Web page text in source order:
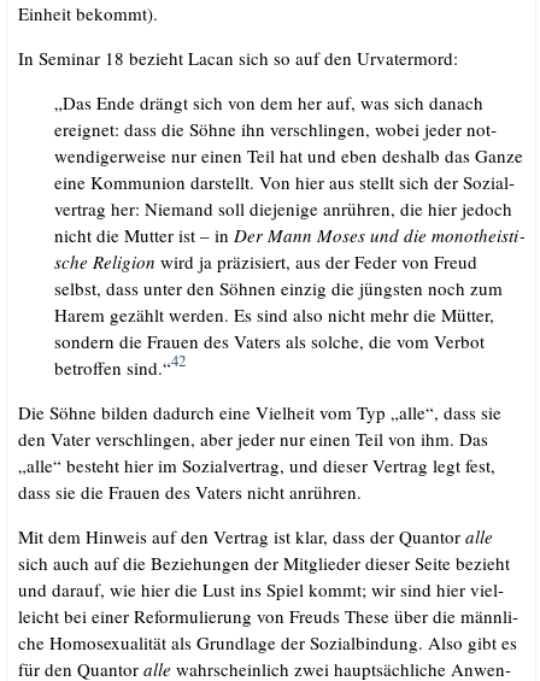
Ein­heit bekommt).
In Semi­nar 18 bezieht Lacan sich so auf den Urvatermord:
„Das Ende drängt sich von dem her auf, was sich danach
ereig­net: dass die Söh­ne ihn ver­schlin­gen, wobei jeder not­
wen­di­ger­wei­se nur einen Teil hat und eben des­halb das Gan­ze
eine Kom­mu­ni­on dar­stellt. Von hier aus stellt sich der Sozi­al­
ver­trag her: Nie­mand soll die­je­ni­ge anrüh­ren, die hier jedoch
nicht die Mut­ter ist – in Der Mann Moses und die mono­the­is­ti­
sche Reli­gi­on wird ja prä­zi­siert, aus der Feder von Freud
selbst, dass unter den Söh­nen ein­zig die jüngs­ten noch zum
Harem gezählt wer­den. Es sind also nicht mehr die Müt­ter,
son­dern die Frau­en des Vaters als sol­che, die vom Ver­bot
betrof­fen sind.“42
Die Söh­ne bil­den dadurch eine Viel­heit vom Typ „alle“, dass sie
den Vater ver­schlin­gen, aber jeder nur einen Teil von ihm. Das
„alle“ besteht hier im Sozi­al­ver­trag, und die­ser Ver­trag legt fest,
dass sie die Frau­en des Vaters nicht anrühren.
Mit dem Hin­weis auf den Ver­trag ist klar, dass der Quan­tor alle
sich auch auf die Bezie­hun­gen der Mit­glie­der die­ser Sei­te bezieht
und dar­auf, wie hier die Lust ins Spiel kommt; wir sind hier viel­
leicht bei einer Refor­mu­lie­rung von Freuds The­se über die männ­li­
che Homo­se­xua­li­tät als Grund­la­ge der Sozi­al­bin­dung. Also gibt es
für den Quan­tor alle wahr­schein­lich zwei haupt­säch­li­che Anwen­